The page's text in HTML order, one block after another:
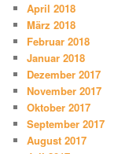
April 2018
März 2018
Februar 2018
Januar 2018
Dezember 2017
November 2017
Oktober 2017
September 2017
August 2017